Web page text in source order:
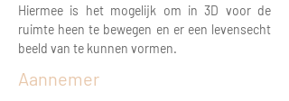
Hiermee is het mogelijk om in 3D voor de
ruimte heen te bewegen en er een levensecht
beeld van te kunnen vormen.
Aannemer